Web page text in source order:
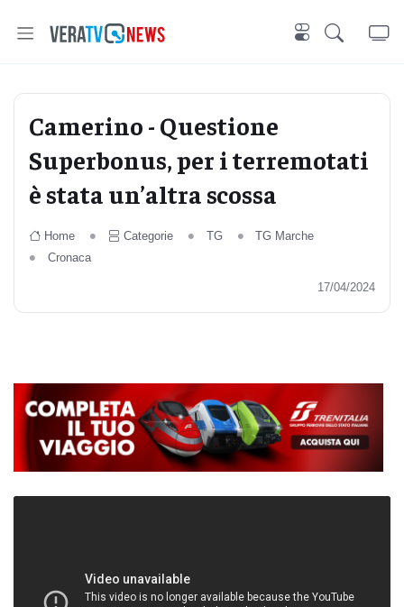
Camerino - Questione
Superbonus, per i terremotati
è stata un’altra scossa
Home Categorie TG
TG Marche
Cronaca
17/04/2024